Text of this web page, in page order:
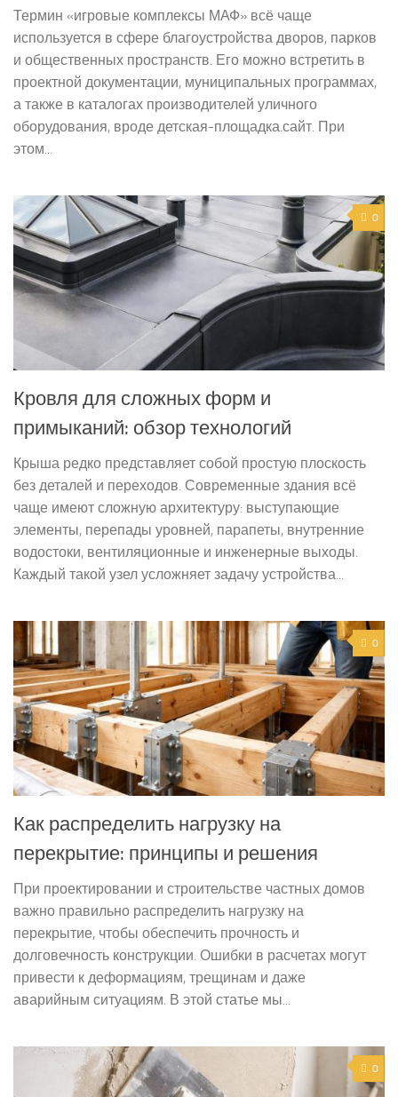
Термин «игровые комплексы МАФ» всё чаще
используется в сфере благоустройства дворов, парков
и общественных пространств. Его можно встретить в
проектной документации, муниципальных программах,
а также в каталогах производителей уличного
оборудования, вроде детская-площадка.сайт. При
этом...
0
Кровля для сложных форм и
примыканий: обзор технологий
Крыша редко представляет собой простую плоскость
без деталей и переходов. Современные здания всё
чаще имеют сложную архитектуру: выступающие
элементы, перепады уровней, парапеты, внутренние
водостоки, вентиляционные и инженерные выходы.
Каждый такой узел усложняет задачу устройства...
0
Как распределить нагрузку на
перекрытие: принципы и решения
При проектировании и строительстве частных домов
важно правильно распределить нагрузку на
перекрытие, чтобы обеспечить прочность и
долговечность конструкции. Ошибки в расчетах могут
привести к деформациям, трещинам и даже
аварийным ситуациям. В этой статье мы...
0